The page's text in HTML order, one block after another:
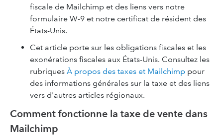
fiscale de Mailchimp et des liens vers notre
formulaire W-9 et notre certificat de résident des
États-Unis.
Cet article porte sur les obligations fiscales et les
exonérations fiscales aux États-Unis. Consultez les
rubriques À propos des taxes et Mailchimp pour
des informations générales sur la taxe et des liens
vers d'autres articles régionaux.
Comment fonctionne la taxe de vente dans
Mailchimp